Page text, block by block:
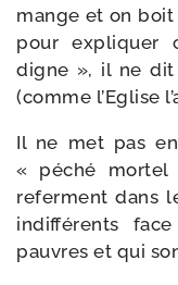
mange et on boit
pour expli­quer
digne », il ne dit
(comme l’Eglise
Il ne met pas
« péché
referment dans
indif­fé­rents
pauvres et qui